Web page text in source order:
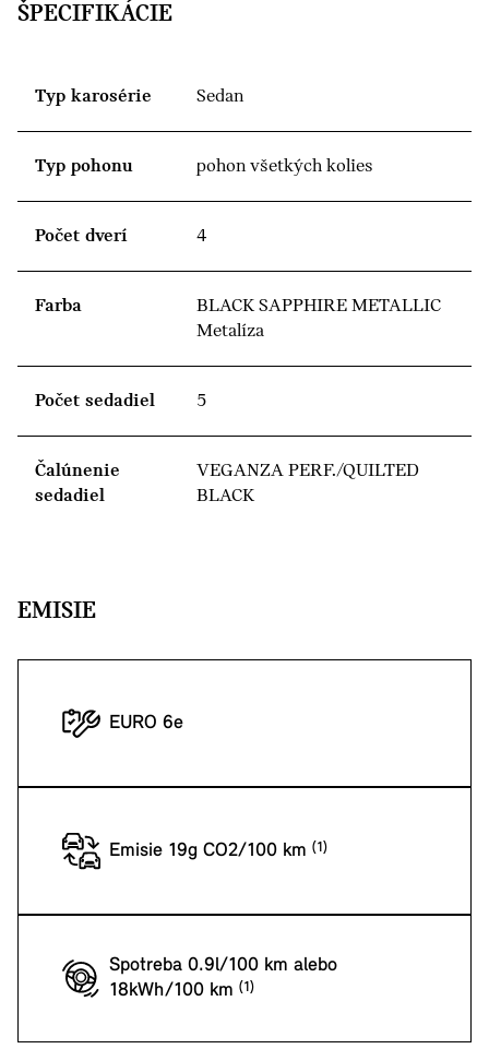
ŠPECIFIKÁCIE
Typ karosérie Sedan
Typ pohonu pohon všetkých kolies
Počet dverí 4
Farba
BLACK SAPPHIRE METALLIC
Metalíza
Počet sedadiel 5
Čalúnenie
sedadiel
VEGANZA PERF./QUILTED
BLACK
EMISIE
EURO 6e
Emisie 19g CO2/100 km
Spotreba 0.9l/100 km alebo
18kWh/100 km